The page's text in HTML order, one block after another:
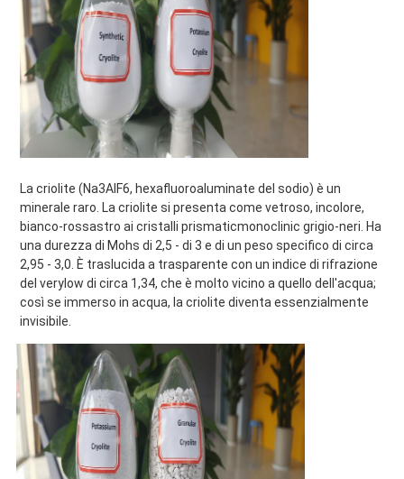
La criolite (Na3AlF6, hexafluoroaluminate del sodio) è un
minerale raro. La criolite si presenta come vetroso, incolore,
bianco-rossastro ai cristalli prismaticmonoclinic grigio-neri. Ha
una durezza di Mohs di 2,5 - di 3 e di un peso specifico di circa
2,95 - 3,0. È traslucida a trasparente con un indice di rifrazione
del verylow di circa 1,34, che è molto vicino a quello dell'acqua;
così se immerso in acqua, la criolite diventa essenzialmente
invisibile.